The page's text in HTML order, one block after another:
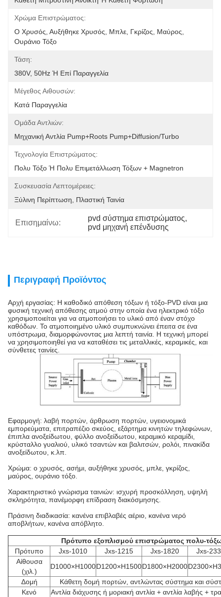
Χρώμα Επιστρώματος:
Ο Χρυσός, Αυξήθηκε Χρυσός, Μπλε, Γκρίζος, Μαύρος,
Ουράνιο Τόξο
Τάση:
380V, 50Hz Ή Επί Παραγγελία
Μέγεθος Αιθουσών:
Κατά Παραγγελία
Ομάδα Αντλιών:
Μηχανική Αντλία Pump+Roots Pump+Diffusion/Turbo
Τεχνολογία Επιστρώματος:
Πολυ Τόξο Ή Πολυ Επιμετάλλωση Τόξων + Magnetron
Συσκευασία Λεπτομέρειες:
Ξύλινη Περίπτωση, Πλαστική Ταινία
Επισημαίνω:
pvd σύστημα επιστρώματος,
pvd μηχανή επένδυσης
Περιγραφή Προϊόντος
Αρχή εργασίας: Η καθοδικό απόθεση τόξων ή τόξο-PVD είναι μια
φυσική τεχνική απόθεσης ατμού στην οποία ένα ηλεκτρικό τόξο
χρησιμοποιείται για να ατμοποιήσει το υλικό από έναν στόχο
καθόδων. Το ατμοποιημένο υλικό συμπυκνώνει έπειτα σε ένα
υπόστρωμα, διαμορφώνοντας μια λεπτή ταινία. Η τεχνική μπορεί
να χρησιμοποιηθεί για να καταθέσει τις μεταλλικές, κεραμικές, και
σύνθετες ταινίες.
Εφαρμογή: λαβή πορτών, άρθρωση πορτών, υγειονομικά
εμπορεύματα, επιτραπέζιο σκεύος, εξάρτημα κινητών τηλεφώνων,
έπιπλα ανοξείδωτου, φύλλο ανοξείδωτου, κεραμικό κεραμίδι,
κρύσταλλο γυαλιού, υλικό τσαντών και βαλιτσών, ρολόι, πινακίδα
ανοξείδωτου, κ.λπ.
Χρώμα: ο χρυσός, ασήμι, αυξήθηκε χρυσός, μπλε, γκρίζος,
μαύρος, ουράνιο τόξο.
Χαρακτηριστικό γνώρισμα ταινιών: ισχυρή προσκόλληση, υψηλή
σκληρότητα, πανέμορφη επίδραση διακόσμησης.
Πράσινη διαδικασία: κανένα επιβλαβές αέριο, κανένα νερό
αποβλήτων, κανένα απόβλητο.
Πρότυπο εξοπλισμού επιστρώματος πολυ-
Πρότυπο
Jxs-1010 Jxs-1215 Jxs-1820
Jxs-
Αίθουσα
(χιλ.)
D1000×H1000D1200×H1500D1800×H2000
Δομή
Κάθετη δομή πορτών, αντλώντας σύστημα και
Κενό
Αντλία διάχυσης ή μοριακή αντλία + αντλία λαβής +